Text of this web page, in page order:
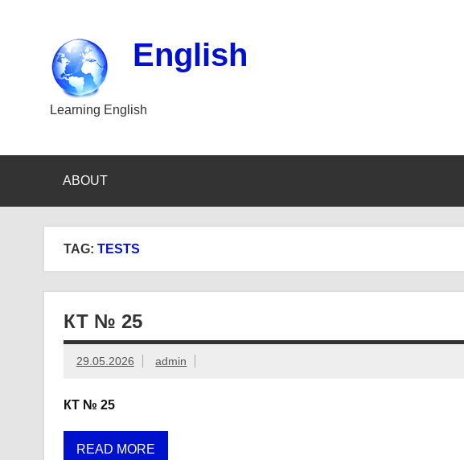
English
Learning English
ABOUT
TAG: TESTS
КТ № 25
29.05.2026 admin
КТ № 25
READ MORE